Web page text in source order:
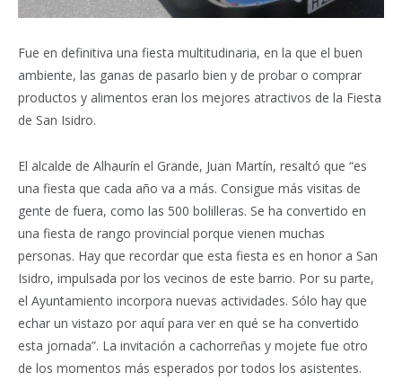
Fue en definitiva una fiesta multitudinaria, en la que el buen
ambiente, las ganas de pasarlo bien y de probar o comprar
productos y alimentos eran los mejores atractivos de la Fiesta
de San Isidro.
El alcalde de Alhaurín el Grande, Juan Martín, resaltó que “es
una fiesta que cada año va a más. Consigue más visitas de
gente de fuera, como las 500 bolilleras. Se ha convertido en
una fiesta de rango provincial porque vienen muchas
personas. Hay que recordar que esta fiesta es en honor a San
Isidro, impulsada por los vecinos de este barrio. Por su parte,
el Ayuntamiento incorpora nuevas actividades. Sólo hay que
echar un vistazo por aquí para ver en qué se ha convertido
esta jornada”. La invitación a cachorreñas y mojete fue otro
de los momentos más esperados por todos los asistentes.